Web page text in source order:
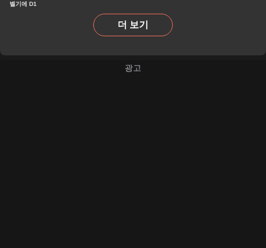
벨기에 D1
더 보기